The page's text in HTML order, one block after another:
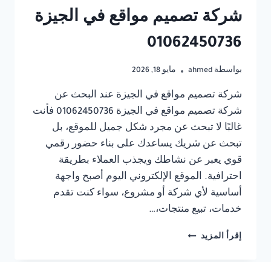
شركة تصميم مواقع في الجيزة
01062450736
بواسطة ahmed مايو 18, 2026
شركة تصميم مواقع في الجيزة عند البحث عن
شركة تصميم مواقع في الجيزة 01062450736 فأنت
غالبًا لا تبحث عن مجرد شكل جميل للموقع، بل
تبحث عن شريك يساعدك على بناء حضور رقمي
قوي يعبر عن نشاطك ويجذب العملاء بطريقة
احترافية. الموقع الإلكتروني اليوم أصبح واجهة
أساسية لأي شركة أو مشروع، سواء كنت تقدم
خدمات، تبيع منتجات،…
إقرأ المزيد شركة